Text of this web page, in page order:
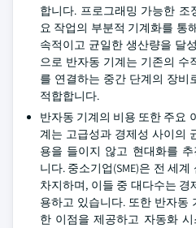
합니다. 프로그래밍 가능한 조
요 작업의 부분적 기계화를 통
속적이고 균일한 생산량을 달
으로 반자동 기계는 기존의 수
를 연결하는 중간 단계의 장비
적합합니다.
반자동 기계의 비용 또한 주요
계는 고급성과 경제성 사이의
용을 들이지 않고 현대화를
니다. 중소기업(SME)은 전 세
차지하며, 이들 중 대다수는
용하고 있습니다. 또한 반자동
한 이점을 제공하고 자동화